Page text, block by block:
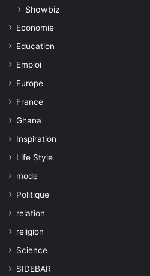
Showbiz
Economie
Education
Emploi
Europe
France
Ghana
Inspiration
Life Style
mode
Politique
relation
religion
Science
SIDEBAR